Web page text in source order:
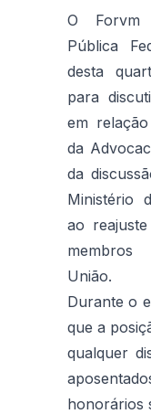
O Forvm
Pública
desta
para
em
da
da
Ministério
ao
membros
União.
Durante o
que a
qualquer
honorários